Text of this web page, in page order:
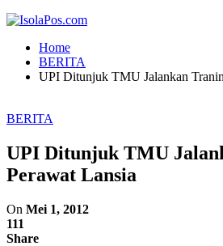
Home
BERITA
UPI Ditunjuk TMU Jalankan
BERITA
UPI Ditunjuk TMU
Perawat Lansia
On Mei 1, 2012
111
Share